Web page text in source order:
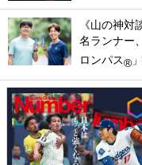
《山の神対
名ランナー
ロンパス®